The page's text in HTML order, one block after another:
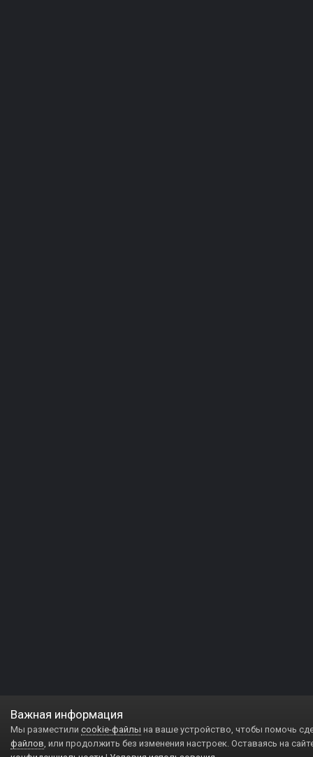
Важная информация
Мы разместили cookie-файлы на ваше устройство, чтобы помочь
файлов, или продолжить без изменения настроек. Оставаясь на